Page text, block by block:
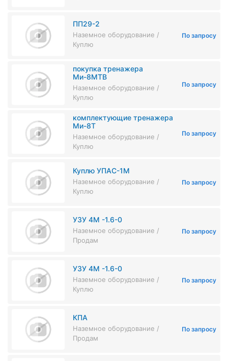
ПП29-2
Наземное оборудование /
Куплю
По запросу
покупка тренажера
Ми-8МТВ
Наземное оборудование /
Куплю
По запросу
комплектующие тренажера
Ми-8Т
Наземное оборудование /
Куплю
По запросу
Куплю УПАС-1М
Наземное оборудование /
Куплю
По запросу
УЗУ 4М -1.6-0
Наземное оборудование /
Продам
По запросу
УЗУ 4М -1.6-0
Наземное оборудование /
Куплю
По запросу
КПА
Наземное оборудование /
Продам
По запросу